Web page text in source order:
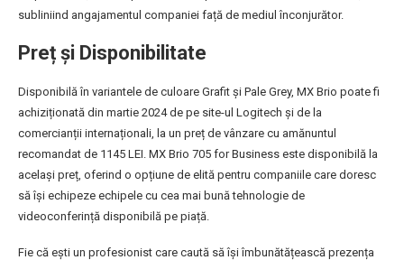
subliniind angajamentul companiei față de mediul înconjurător.
Preț și Disponibilitate
Disponibilă în variantele de culoare Grafit și Pale Grey, MX Brio poate fi
achiziționată din martie 2024 de pe site-ul Logitech și de la
comercianții internaționali, la un preț de vânzare cu amănuntul
recomandat de 1145 LEI. MX Brio 705 for Business este disponibilă la
același preț, oferind o opțiune de elită pentru companiile care doresc
să își echipeze echipele cu cea mai bună tehnologie de
videoconferință disponibilă pe piață.
Fie că ești un profesionist care caută să își îmbunătățească prezența